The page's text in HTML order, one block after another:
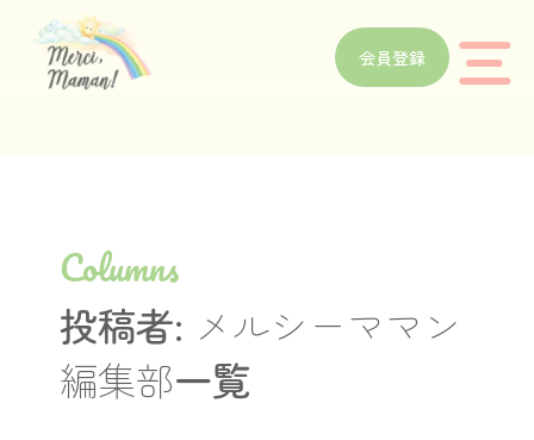
会員登録
Columns
投稿者: メルシーママン
編集部一覧